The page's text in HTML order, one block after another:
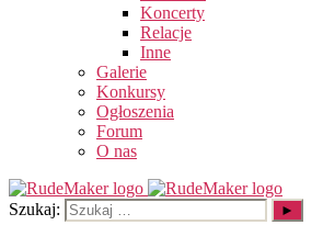
Koncerty
Relacje
Inne
Galerie
Konkursy
Ogłoszenia
Forum
O nas
Szukaj: